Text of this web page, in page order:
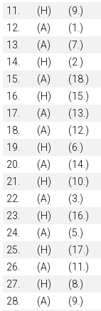
11.
(H) (9.)
12.
(A) (1.)
13.
(A) (7.)
14.
(H) (2.)
15.
(A) (18.)
16.
(H) (15.)
17.
(A) (13.)
18.
(A) (12.)
19.
(H) (6.)
20.
(A) (14.)
21.
(H) (10.)
22.
(A) (3.)
23.
(H) (16.)
24.
(A) (5.)
25.
(H) (17.)
26.
(A) (11.)
27.
(H) (8.)
28.
(A) (9.)